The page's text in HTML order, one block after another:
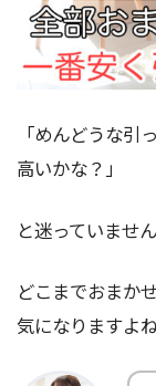
「めんどうな引
高いかな？」
と迷っていませ
どこまでおまか
気になりますよね